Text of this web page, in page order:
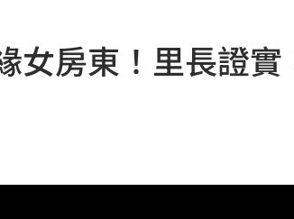
保 23:26
程曝
迎煞
元懸賞 23:21
女房東！里長證